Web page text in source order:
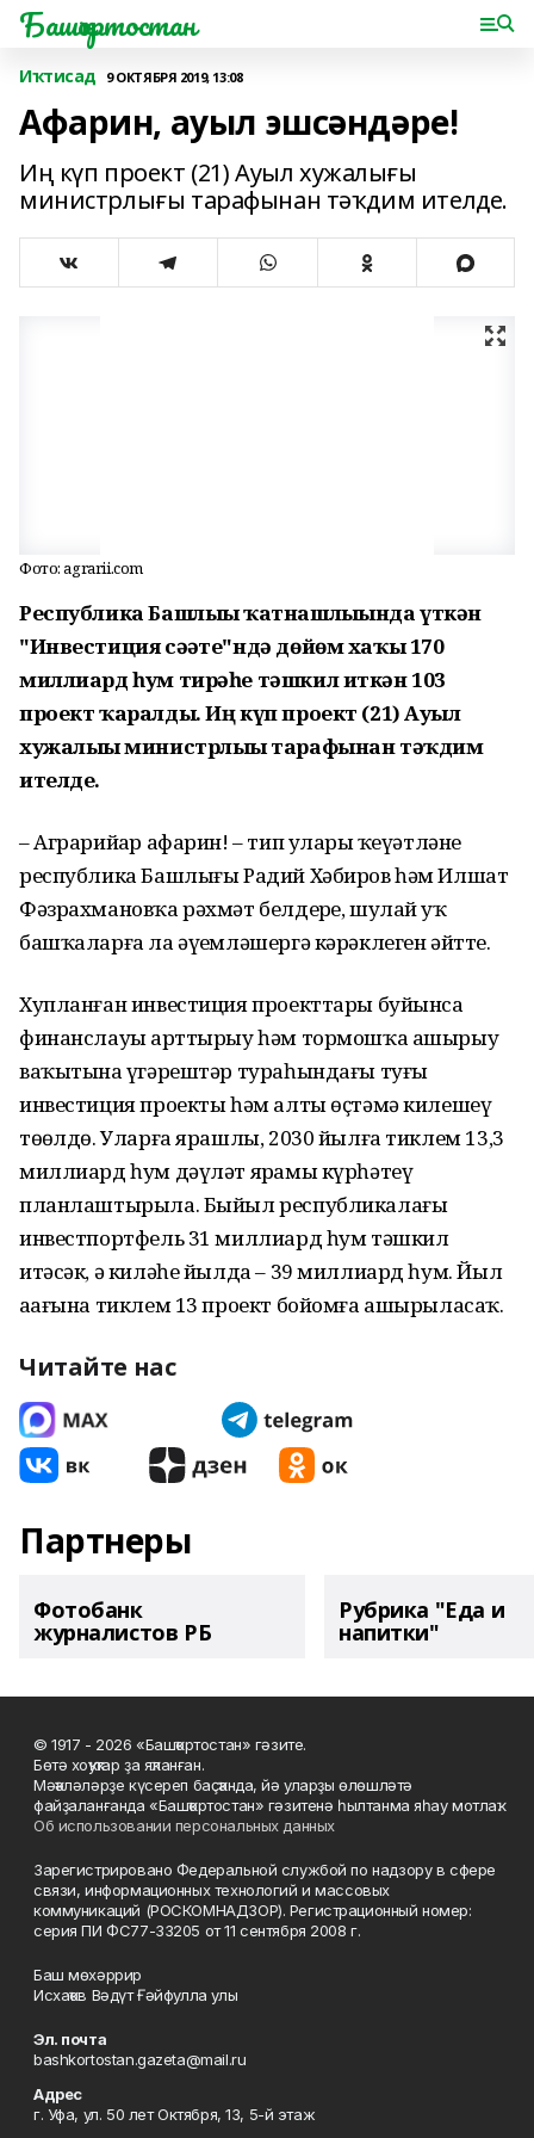
Башҡортостан
Иҡтисад 9 ОКТЯБРЯ 2019, 13:08
Афарин, ауыл эшсәндәре!
Иң күп проект (21) Ауыл хужалығы
министрлығы тарафынан тәҡдим ителде.
Фото: agrarii.com
Республика Башлығы ҡатнашлығында үткән
"Инвестиция сәғәте"ндә дөйөм хаҡы 170
миллиард һум тирәһе тәшкил иткән 103
проект ҡаралды. Иң күп проект (21) Ауыл
хужалығы министрлығы тарафынан тәҡдим
ителде.
– Аграрийҙар афарин! – тип уларҙы ҡеүәтләне
республика Башлығы Радий Хәбиров һәм Илшат
Фәзрахмановҡа рәхмәт белдерҙе, шулай уҡ
башҡаларға ла әүҙемләшергә кәрәклеген әйтте.
Хупланған инвестиция проекттары буйынса
финанслауҙы арттырыу һәм тормошҡа ашырыу
ваҡытына үҙгәрештәр тураһындағы туғыҙ
инвестиция проекты һәм алты өҫтәмә килешеү
төҙөлдө. Уларға ярашлы, 2030 йылға тиклем 13,3
миллиард һум дәүләт ярҙамы күрһәтеү
планлаштырыла. Быйыл республикалағы
инвестпортфель 31 миллиард һум тәшкил
итәсәк, ә киләһе йылда – 39 миллиард һум. Йыл
аҙағына тиклем 13 проект бойомға ашырыласаҡ.
Читайте нас
Партнеры
Фотобанк
журналистов РБ
Рубрика "Еда и
напитки"
© 1917 - 2026 «Башҡортостан» гәзите.
Бөтә хоҡуҡтар ҙа яҡланған.
Мәҡәләләрҙе күсереп баҫҡанда, йә уларҙы өлөшләтә
файҙаланғанда «Башҡортостан» гәзитенә һылтанма яһау мотлаҡ.
Об использовании персональных данных
Зарегистрировано Федеральной службой по надзору в сфере
связи, информационных технологий и массовых
коммуникаций (РОСКОМНАДЗОР). Регистрационный номер:
серия ПИ ФС77-33205 от 11 сентября 2008 г.
Баш мөхәррир
Исхаҡов Вәдүт Ғәйфулла улы
Эл. почта
bashkortostan.gazeta@mail.ru
Адрес
г. Уфа, ул. 50 лет Октября, 13, 5-й этаж